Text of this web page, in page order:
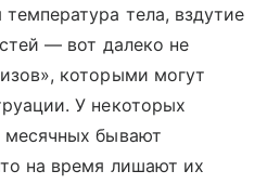
тела, вздутие
— вот далеко не
которыми могут
У некоторых
бывают
на время лишают их